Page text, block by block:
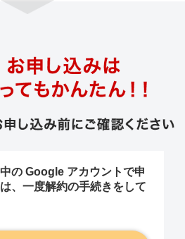
の Google アカウントで申
、一度解約の手続きをして